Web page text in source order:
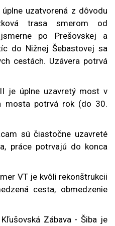
uzatvorená z dôvodu
trasa smerom od
po Prešovskej a
do Nižnej Šebastovej sa
cestách. Uzávera potrvá
je úplne uzavretý most v
mosta potrvá rok (do 30.
sú čiastočne uzavreté
práce potrvajú do konca
VT je kvôli rekonštrukcii
cesta, obmedzenie
Zábava - Šiba je